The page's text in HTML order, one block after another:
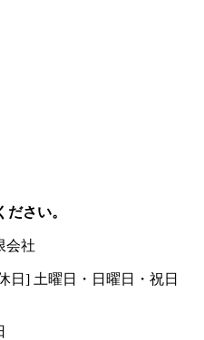
さい。
会社
] 土曜日・日曜日・祝日